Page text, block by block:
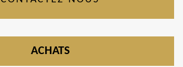
ACHATS